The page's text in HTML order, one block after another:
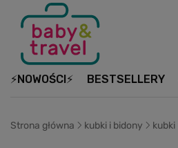
⚡NOWOŚCI⚡ BESTSELLERY
Strona główna kubki i bidony kubki